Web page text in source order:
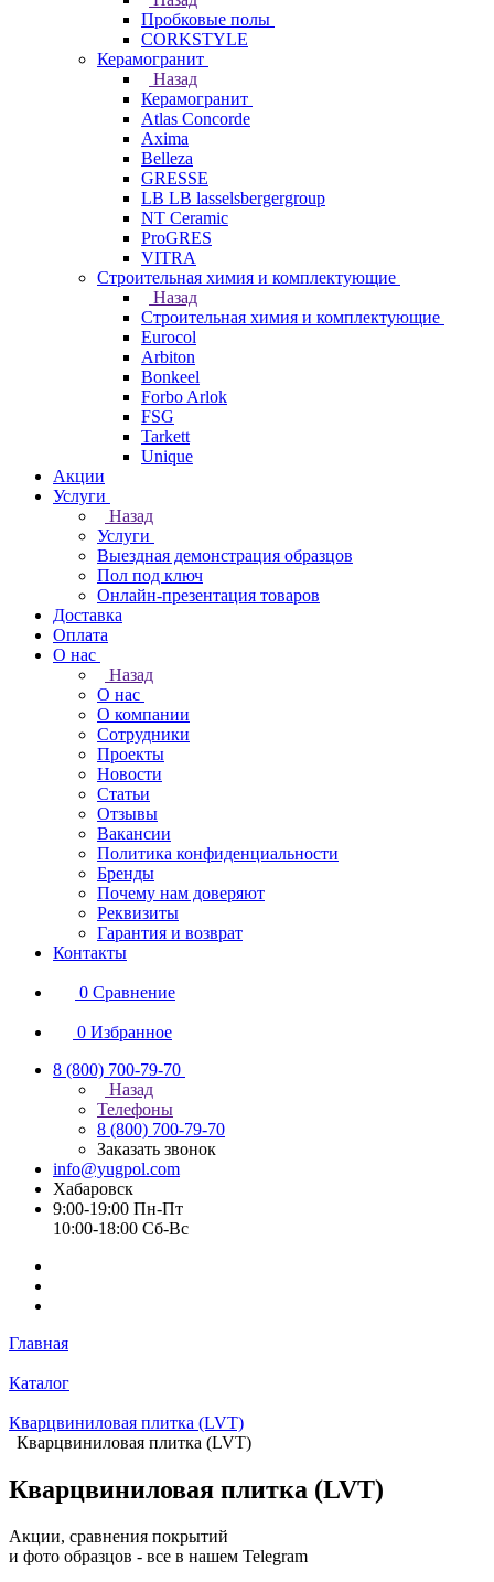
Пробковые полы
CORKSTYLE
Керамогранит
Назад
Керамогранит
Atlas Concorde
Axima
Belleza
GRESSE
LB LB lasselsbergergroup
NT Ceramic
ProGRES
VITRA
Строительная химия и комплектующие
Назад
Строительная химия и комплектующие
Eurocol
Arbiton
Bonkeel
Forbo Arlok
FSG
Tarkett
Unique
Акции
Услуги
Назад
Услуги
Выездная демонстрация образцов
Пол под ключ
Онлайн-презентация товаров
Доставка
Оплата
О нас
Назад
О нас
О компании
Сотрудники
Проекты
Новости
Статьи
Отзывы
Вакансии
Политика конфиденциальности
Бренды
Почему нам доверяют
Реквизиты
Гарантия и возврат
Контакты
0 Сравнение
0 Избранное
8 (800) 700-79-70
Назад
Телефоны
8 (800) 700-79-70
Заказать звонок
info@yugpol.com
Хабаровск
9:00-19:00 Пн-Пт
10:00-18:00 Cб-Вс
Главная
Каталог
Кварцвиниловая плитка (LVT)
Кварцвиниловая плитка (LVT)
Кварцвиниловая плитка (LVT)
Акции, сравнения покрытий
и фото образцов - все в нашем Telegram